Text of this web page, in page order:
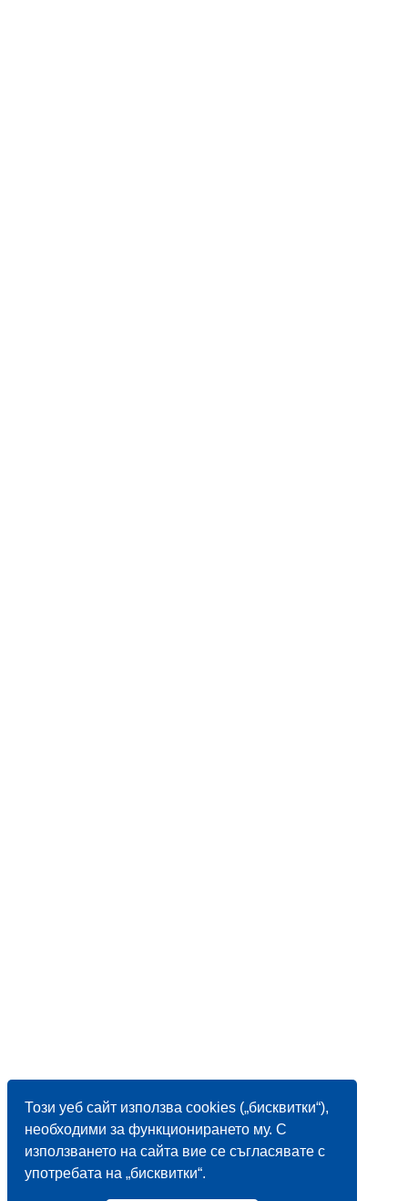
Този уеб сайт използва cookies („бисквитки“),
необходими за функционирането му. С
използването на сайта вие се съгласявате с
употребата на „бисквитки“.